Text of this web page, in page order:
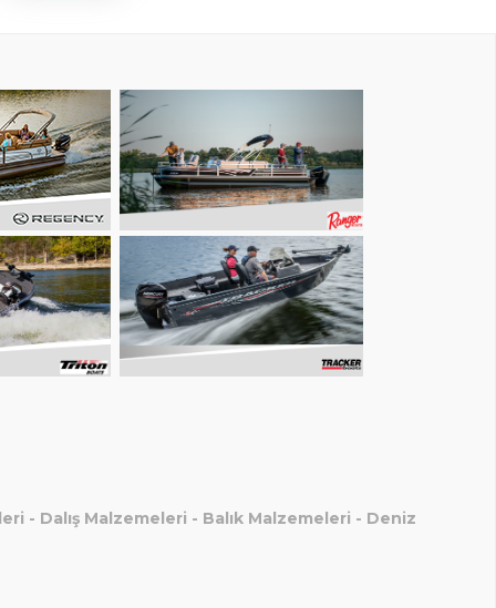
- Dalış Malzemeleri - Balık Malzemeleri - Deniz